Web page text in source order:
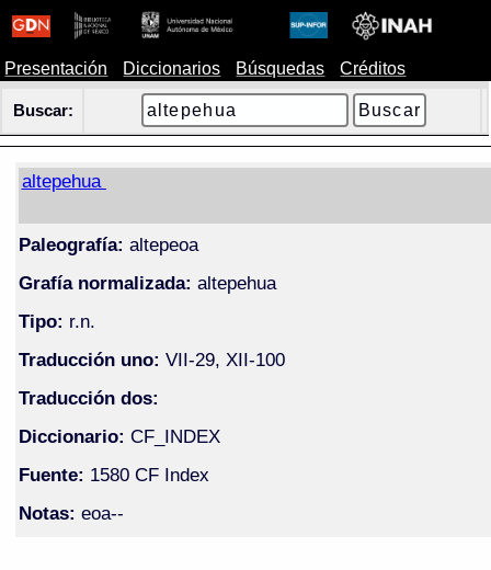
Presentación Diccionarios Búsquedas Créditos
Buscar:
altepehua
Paleografía: altepeoa
Grafía normalizada: altepehua
Tipo: r.n.
Traducción uno: VII-29, XII-100
Traducción dos:
Diccionario: CF_INDEX
Fuente: 1580 CF Index
Notas: eoa--